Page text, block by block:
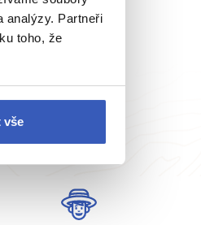
analýzy. Partneři
toho, že
vše